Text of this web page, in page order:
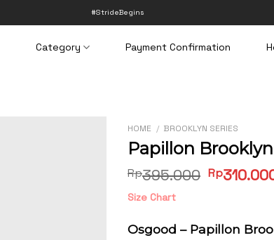
#StrideBegins
Category Payment Confirmation
HOME / BROOKLYN SERIES
Papillon
Rp395.000 Original
Rp
Size Chart
Osgood – Papillon